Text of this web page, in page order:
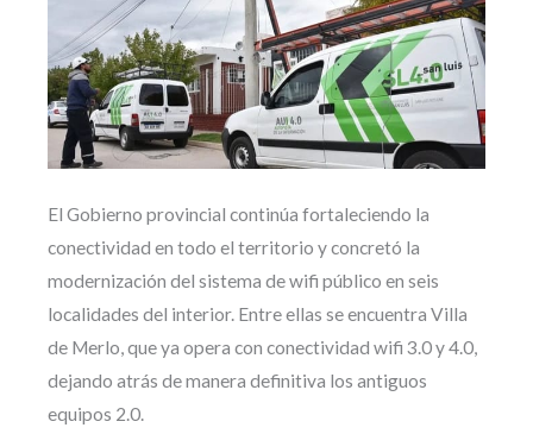
El Gobierno provincial continúa fortaleciendo la
conectividad en todo el territorio y concretó la
modernización del sistema de wifi público en seis
localidades del interior. Entre ellas se encuentra Villa
de Merlo, que ya opera con conectividad wifi 3.0 y 4.0,
dejando atrás de manera definitiva los antiguos
equipos 2.0.